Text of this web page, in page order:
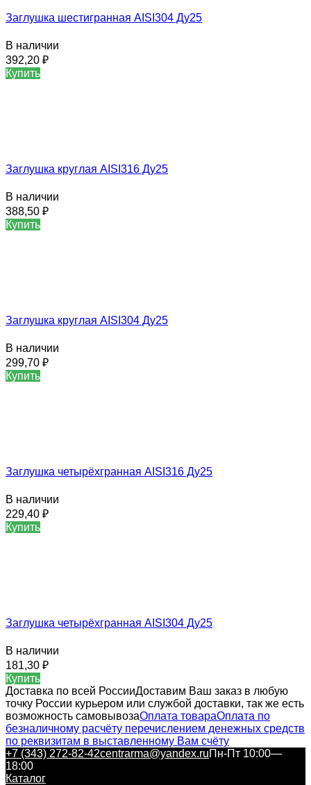
Заглушка шестигранная AISI304 Ду25
В наличии
392,20 ₽
Купить
Заглушка круглая AISI316 Ду25
В наличии
388,50 ₽
Купить
Заглушка круглая AISI304 Ду25
В наличии
299,70 ₽
Купить
Заглушка четырёхгранная AISI316 Ду25
В наличии
229,40 ₽
Купить
Заглушка четырёхгранная AISI304 Ду25
В наличии
181,30 ₽
Купить
Доставка по всей РоссииДоставим Ваш заказ в любую
точку России курьером или службой доставки, так же есть
возможность самовывозаОплата товараОплата по
безналичному расчёту перечислением денежных средств
по реквизитам в выставленному Вам счёту
+7 (343) 272-82-42centrarma@yandex.ruПн-Пт 10:00—
18:00
Каталог